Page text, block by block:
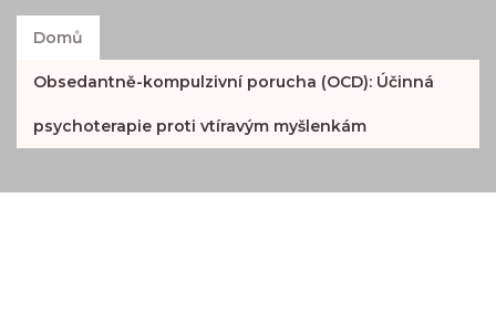
Domů
Obsedantně-kompulzivní porucha (OCD): Účinná
psychoterapie proti vtíravým myšlenkám